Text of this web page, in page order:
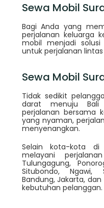
Sewa Mobil
Bagi Anda yang
perjalanan keluarga
mobil menjadi
untuk perjalanan lintas
Sewa Mobil
Tidak sedikit
darat menuju Bali
perjalanan bersama
yang nyaman,
menyenangkan.
Selain kota-kota
melayani
Tulungagung,
Situbondo, Ngawi,
Bandung, Jakarta,
kebutuhan pelanggan.